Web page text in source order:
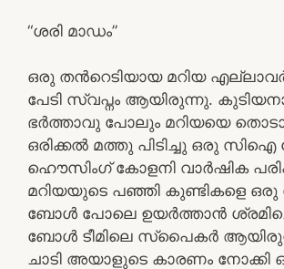
“ശരി മാഡം”
ഒരു തന്‍റെടിയായ മറിയ
പേടി സ്വപ്നം ആയിരുന്നു.
ഭര്‍ത്താവു പോലും മറിയയെ
ഒരിക്കല്‍ മത്തു പിടിച്ചു ഒരു
ഹൌസിംഗ് കോളനി വാര്‍ഷിക
മറിയയുടെ പഞ്ഞി കുണ്ടികളെ ഒരു
ബോള്‍ പോലെ ഉയര്‍ത്താന്‍
ബോള്‍ ടീമിലെ സ്പൈകര്‍
ചാടി അയാളുടെ കാരണം നോക്കി